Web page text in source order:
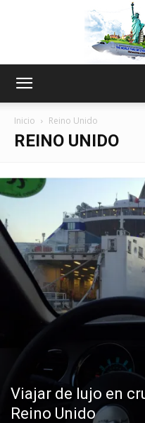
Inicio Reino Unido
REINO UNIDO
Viajar de lujo en
Reino Unido